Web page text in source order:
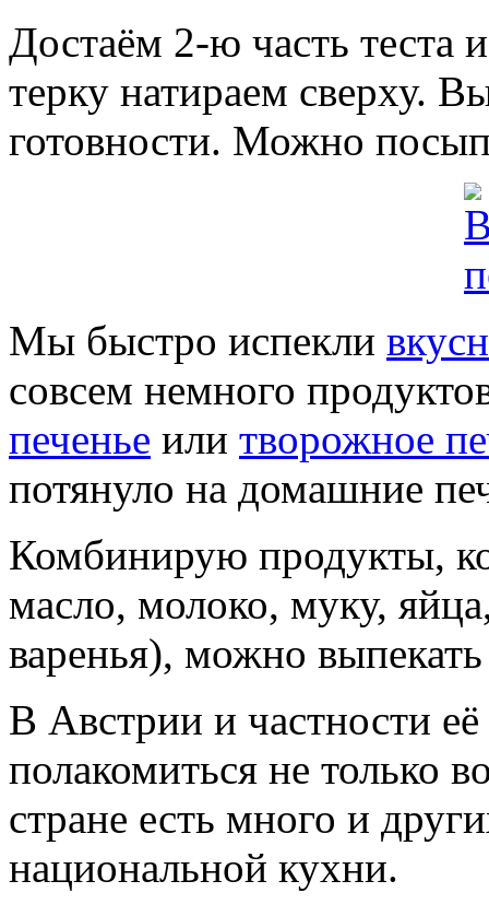
Достаём 2-ю часть теста
терку натираем сверху.
готовности. Можно
Мы быстро испекли
совсем немного
печенье или творожное
потянуло на домашние
Комбинирую продукты,
масло, молоко, муку,
варенья), можно
В Австрии и частности
полакомиться не только
стране есть много и
национальной кухни.